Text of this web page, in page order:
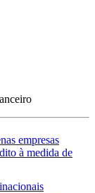
empresas
à medida de